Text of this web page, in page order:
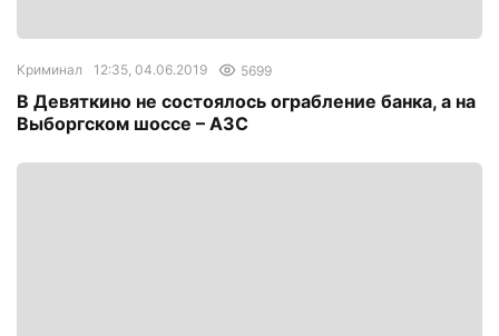
Криминал 12:35, 04.06.2019 5699
В Девяткино не состоялось ограбление банка, а на
Выборгском шоссе – АЗС